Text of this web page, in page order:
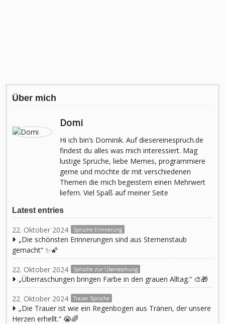
Über mich
Domi
Hi ich bin’s Dominik. Auf diesereinespruch.de
findest du alles was mich interessiert. Mag
lustige Sprüche, liebe Memes, programmiere
gerne und möchte dir mit verschiedenen
Themen die mich begeistern einen Mehrwert
liefern. Viel Spaß auf meiner Seite
Latest entries
22. Oktober 2024 Sprüche Erinnerung
„Die schönsten Erinnerungen sind aus Sternenstaub
gemacht“ ✨🌠
22. Oktober 2024 Sprüche zur Überraschung
„Überraschungen bringen Farbe in den grauen Alltag.“ 🎨🎁
22. Oktober 2024 Trauer Sprüche
„Die Trauer ist wie ein Regenbogen aus Tränen, der unsere
Herzen erhellt.“ 😭🌈